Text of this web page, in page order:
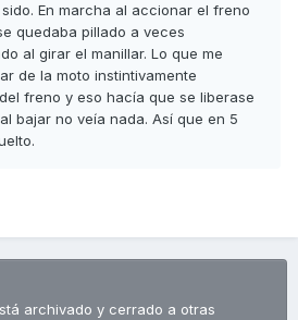
En marcha al accionar el freno
quedaba pillado a veces
al girar el manillar. Lo que me
de la moto instintivamente
freno y eso hacía que se liberase
bajar no veía nada. Así que en 5
archivado y cerrado a otras